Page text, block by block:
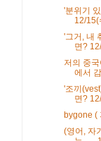
'분위기
12/15(
'그거, 내
면?
저의 중
에서
'조끼
면?
bygone (
(영어, 자